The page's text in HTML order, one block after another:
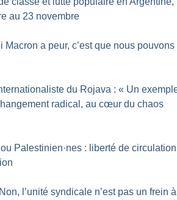
au 23 novembre
Macron a peur, c’est que nous pouvons
du Rojava : « Un
radical, au cœur du chaos
Palestinien·nes : liberté de circulation
l’unité syndicale n’est pas un frein à